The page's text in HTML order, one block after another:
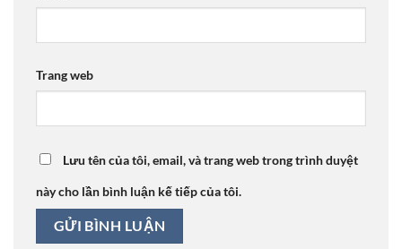
Trang web
Lưu tên của tôi, email, và trang web trong trình duyệt
này cho lần bình luận kế tiếp của tôi.